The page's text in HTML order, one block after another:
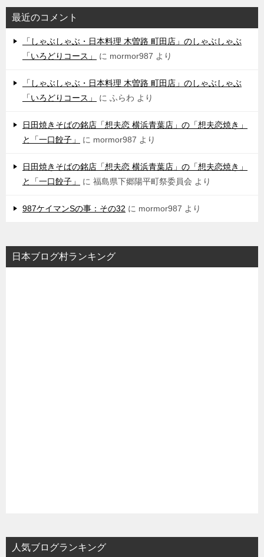
最近のコメント
「しゃぶしゃぶ・日本料理 木曽路 町田店」のしゃぶしゃぶ
「いろどりコース」
に mormor987 より
「しゃぶしゃぶ・日本料理 木曽路 町田店」のしゃぶしゃぶ
「いろどりコース」
に ふらわ より
日田焼きそばの銘店「想夫恋 横浜青葉店」の「想夫恋焼き」
と「一口餃子」
に mormor987 より
日田焼きそばの銘店「想夫恋 横浜青葉店」の「想夫恋焼き」
と「一口餃子」
に 福島県下郷陽平町祭委員会 より
987ケイマンSの事：その32 に mormor987 より
日本ブログ村ランキング
人気ブログランキング